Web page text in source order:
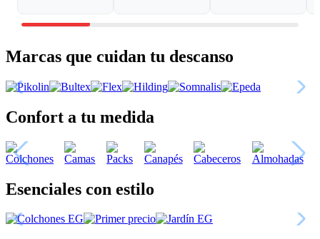
Marcas que cuidan tu descanso
Confort a tu medida
Esenciales con estilo